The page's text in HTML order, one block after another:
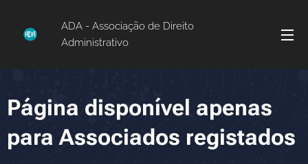
ADA - Associação de Direito
Administrativo
Página disponível apenas
para Associados registados